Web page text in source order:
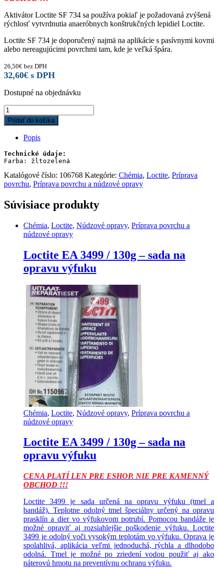
Aktivátor Loctite SF 734 sa používa pokiaľ je požadovaná zvýšená
rýchlosť vytvrdnutia anaeróbnych konštrukčných lepidiel Loctite.
Loctite SF 734 je doporučený najmä na aplikácie s pasívnymi kovmi
alebo nereagujúcimi povrchmi tam, kde je veľká špára.
26,50€ bez DPH
32,60€ s DPH
Dostupné na objednávku
Loctite
SF
734
-
aktivátor
konštrukčné
lepidla
Pridať do košíka
Popis
Farba: žltozelená
Katalógové číslo: 106768 Kategórie: Chémia, Loctite, Príprava
povrchu, Príprava povrchu a núdzové opravy
Súvisiace produkty
Chémia, Loctite, Núdzové opravy, Príprava povrchu a
núdzové opravy
Loctite EA 3499 / 130g – sada na
opravu výfuku
Chémia, Loctite, Núdzové opravy, Príprava povrchu a
núdzové opravy
Loctite EA 3499 / 130g – sada na
opravu výfuku
CENA PLATÍ LEN PRE ESHOP. NIE PRE KAMENNÝ
OBCHOD !!!
Loctite 3499 je sada určená na opravu výfuku (tmel a
bandáž). Teplotne odolný tmel špeciálny určený na opravu
prasklín a dier vo výfukovom potrubí. Pomocou bandáže je
možné opraviť aj rozsiahlejšie poškodenie výfuku. Loctite
3499 je odolný voči vysokým teplotám vo výfuku. Oprava je
spolahlivá, aplikácia veľmi jednoduchá, rýchla a dlhodobo
odolná. Tmel je možné po zriedení vodou použiť aj ako
náterovú hmotu na preventívnu ochranu výfuku.